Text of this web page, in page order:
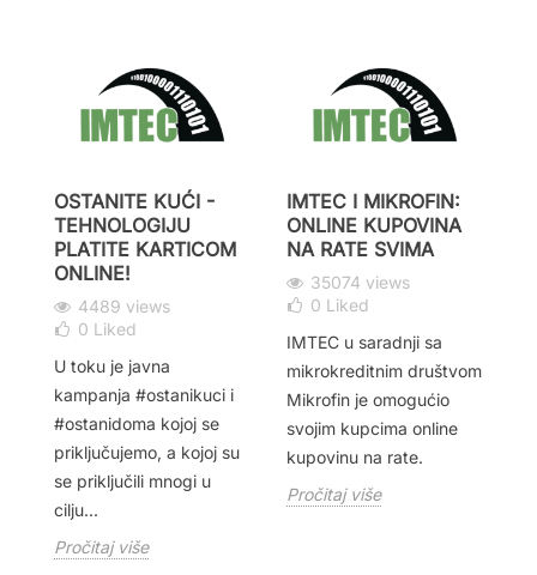
OSTANITE KUĆI -
TEHNOLOGIJU
PLATITE KARTICOM
ONLINE!
4489 views
0 Liked
U toku je javna
kampanja #ostanikuci i
#ostanidoma kojoj se
priključujemo, a kojoj su
se priključili mnogi u
cilju...
Pročitaj više
IMTEC I MIKROFIN:
ONLINE KUPOVINA
NA RATE SVIMA
35074 views
0 Liked
IMTEC u saradnji sa
mikrokreditnim društvom
Mikrofin je omogućio
svojim kupcima online
kupovinu na rate.
Pročitaj više